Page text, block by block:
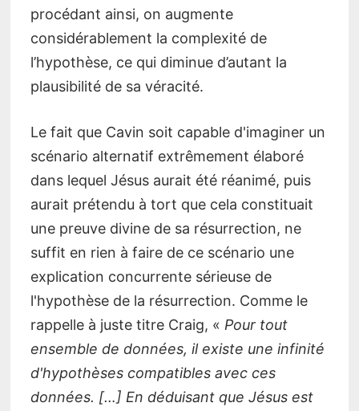
procédant ainsi, on augmente
considérablement la complexité de
l’hypothèse, ce qui diminue d’autant la
plausibilité de sa véracité.
Le fait que Cavin soit capable d'imaginer un
scénario alternatif extrêmement élaboré
dans lequel Jésus aurait été réanimé, puis
aurait prétendu à tort que cela constituait
une preuve divine de sa résurrection, ne
suffit en rien à faire de ce scénario une
explication concurrente sérieuse de
l'hypothèse de la résurrection. Comme le
rappelle à juste titre Craig, « Pour tout
ensemble de données, il existe une infinité
d'hypothèses compatibles avec ces
données. […] En déduisant que Jésus est